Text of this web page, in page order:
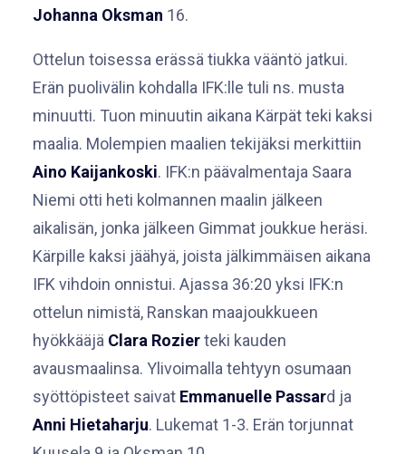
Johanna Oksman 16.
Ottelun toisessa erässä tiukka vääntö jatkui.
Erän puolivälin kohdalla IFK:lle tuli ns. musta
minuutti. Tuon minuutin aikana Kärpät teki kaksi
maalia. Molempien maalien tekijäksi merkittiin
Aino Kaijankoski. IFK:n päävalmentaja Saara
Niemi otti heti kolmannen maalin jälkeen
aikalisän, jonka jälkeen Gimmat joukkue heräsi.
Kärpille kaksi jäähyä, joista jälkimmäisen aikana
IFK vihdoin onnistui. Ajassa 36:20 yksi IFK:n
ottelun nimistä, Ranskan maajoukkueen
hyökkääjä Clara Rozierteki kauden
avausmaalinsa. Ylivoimalla tehtyyn osumaan
syöttöpisteet saivat Emmanuelle Passard ja
Anni Hietaharju. Lukemat 1-3. Erän torjunnat